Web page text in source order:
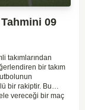
09
takımlarından
bir takım
bir rakiptir. Bu
vereceği bir maç